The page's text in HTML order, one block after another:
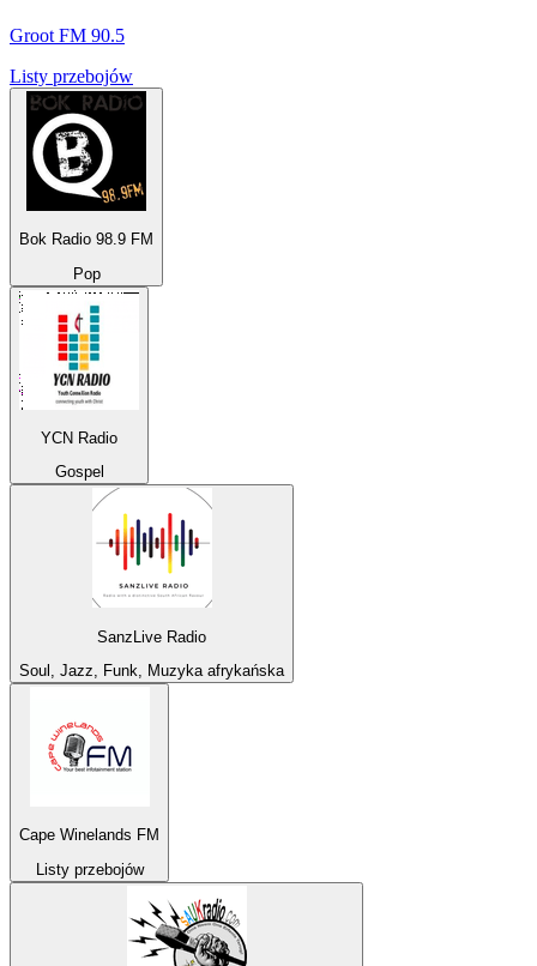
Groot FM 90.5
Listy przebojów
Bok Radio 98.9 FM
Pop
YCN Radio
Gospel
SanzLive Radio
Soul, Jazz, Funk, Muzyka afrykańska
Cape Winelands FM
Listy przebojów